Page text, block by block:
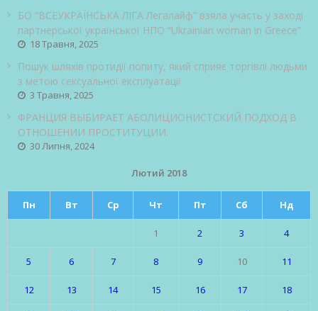
БО “ВСЕУКРАЇНСЬКА ЛІГА Легалайф” взяла участь у заході
партнерської української НПО “Ukrainian woman in Greece”
18 Травня, 2025
Пошук шляхів протидії попиту, який сприяє торгівлі людьми
з метою сексуальної експлуатації
3 Травня, 2025
ФРАНЦИЯ ВЫБИРАЕТ АБОЛИЦИОНИСТСКИЙ ПОДХОД В
ОТНОШЕНИИ ПРОСТИТУЦИИ.
30 Липня, 2024
Лютий 2018
Пн Вт Ср Чт Пт Сб Нд
1 2 3 4
5 6 7 8 9 10 11
12 13 14 15 16 17 18